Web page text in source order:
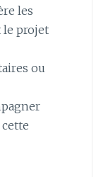
les
le projet
ou